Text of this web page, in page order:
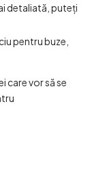
detaliată, puteți
pentru buze,
care vor să se